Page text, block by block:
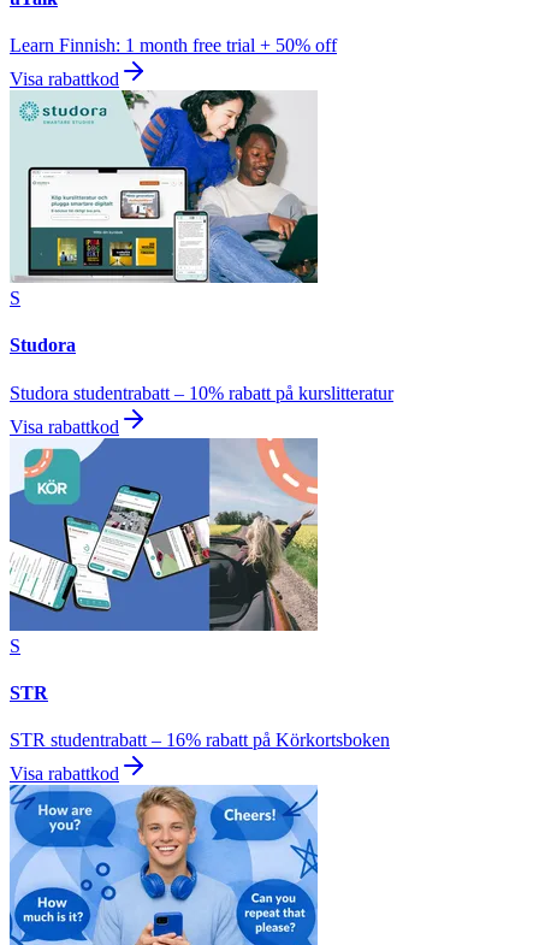
Learn Finnish: 1 month free trial + 50% off
Visa rabattkod
S
Studora
Studora studentrabatt – 10% rabatt på kurslitteratur
Visa rabattkod
S
STR
STR studentrabatt – 16% rabatt på Körkortsboken
Visa rabattkod